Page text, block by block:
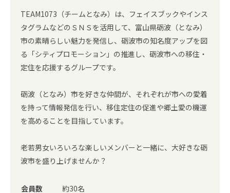
TEAM1073（チームとなみ）は、フェイスブックやインス
タグラムなどのＳＮＳを活用して、富山県砺波（となみ）
市の素晴らしい魅力を発信し、砺波市の知名度アップを図
る「シティプロモーション」の推進し、砺波市への移住・
定住を応援するグループです。
砺波（となみ）市を好きな仲間が、それぞれが市への愛着
を持って情報発信を行い、移住定住の促進や郷土愛の機運
を高めることを目指しています。
老若男女いろいろな楽しいメンバーと一緒に、大好きな砺
波市を盛り上げませんか？
会員数
約30名